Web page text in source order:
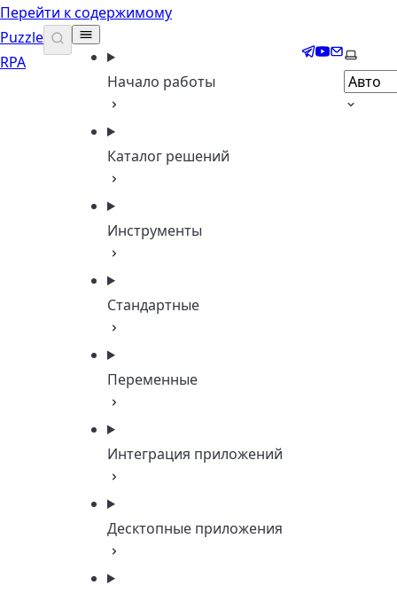
Перейти к содержимому
Puzzle
RPA
Начало работы
Каталог решений
Инструменты
Стандартные
Переменные
Интеграция приложений
Десктопные приложения
Telegram
YouTube
Email